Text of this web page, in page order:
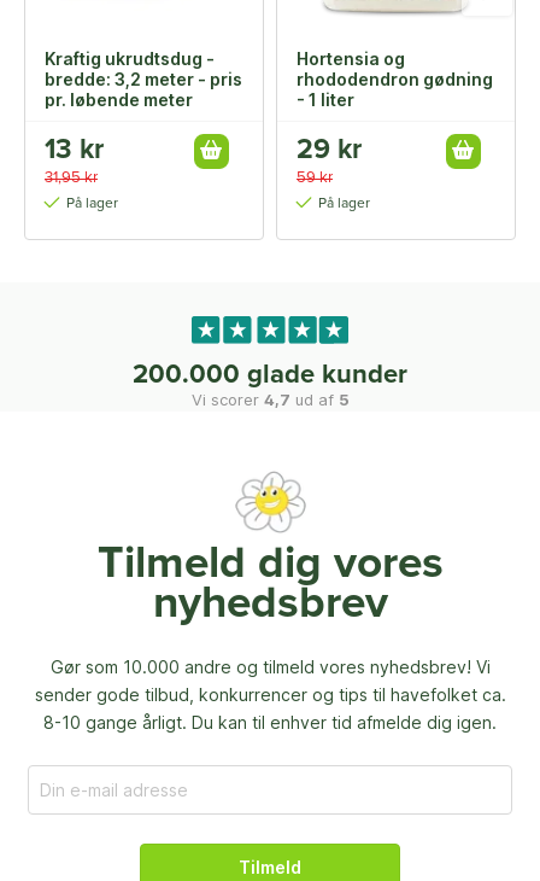
Kraftig ukrudtsdug -
bredde: 3,2 meter - pris
pr. løbende meter
13 kr
31,95 kr
På lager
Hortensia og
rhododendron gødning
- 1 liter
29 kr
59 kr
På lager
200.000 glade kunder
Vi scorer 4,7 ud af 5
Tilmeld dig vores
nyhedsbrev
Gør som 10.000 andre og tilmeld vores nyhedsbrev! Vi
sender gode tilbud, konkurrencer og tips til havefolket ca.
8-10 gange årligt. Du kan til enhver tid afmelde dig igen.
Tilmeld